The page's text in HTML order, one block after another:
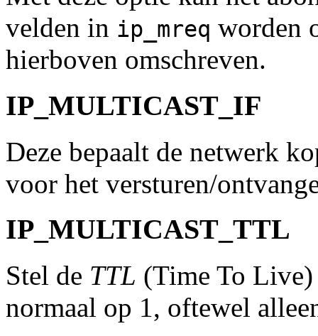
velden in ip_mreq worden
hierboven omschreven.
IP_MULTICAST_IF
Deze bepaalt de netwerk
voor het versturen/
IP_MULTICAST_TTL
Stel de TTL (Time To Live)
normaal op 1, oftewel